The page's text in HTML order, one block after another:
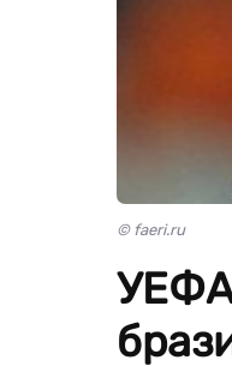
© faeri.ru
УЕФА